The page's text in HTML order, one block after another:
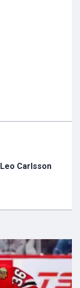
Leo Carlsson